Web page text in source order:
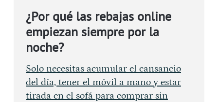
¿Por qué las rebajas online
empiezan siempre por la
noche?
Solo necesitas acumular el cansancio
del día, tener el móvil a mano y estar
tirada en el sofá para comprar sin